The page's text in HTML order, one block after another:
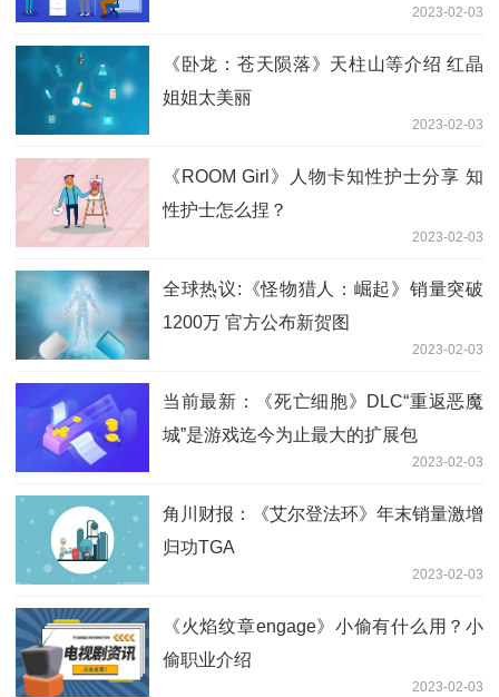
2023-02-03
《卧龙：苍天陨落》天柱山等介绍 红晶
姐姐太美丽
2023-02-03
《ROOM Girl》人物卡知性护士分享 知
性护士怎么捏？
2023-02-03
全球热议:《怪物猎人：崛起》销量突破
1200万 官方公布新贺图
2023-02-03
当前最新：《死亡细胞》DLC“重返恶魔
城”是游戏迄今为止最大的扩展包
2023-02-03
角川财报：《艾尔登法环》年末销量激增
归功TGA
2023-02-03
《火焰纹章engage》小偷有什么用？小
偷职业介绍
2023-02-03